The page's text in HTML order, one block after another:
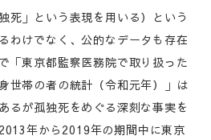
死」という表現を用いる）という
わけでなく、公的なデータも存在
「東京都監察医務院で取り扱った
世帯の者の統計（令和元年）」は
るが孤独死をめぐる深刻な事実を
年から2019年の期間中に東京